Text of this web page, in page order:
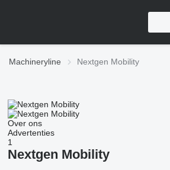
Machineryline Nextgen Mobility
Over ons
Advertenties
1
Nextgen Mobility